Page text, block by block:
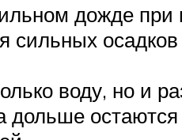
дожде
воду, но и
дольше